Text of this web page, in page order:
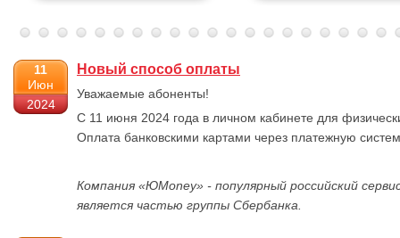
11
Июн
2024
Новый способ оплаты
Уважаемые абоненты!
С 11 июня 2024 года в личном кабинете для
Оплата банковскими картами через платежную
Компания «ЮМоney» - популярный российский
является частью группы Сбербанка.